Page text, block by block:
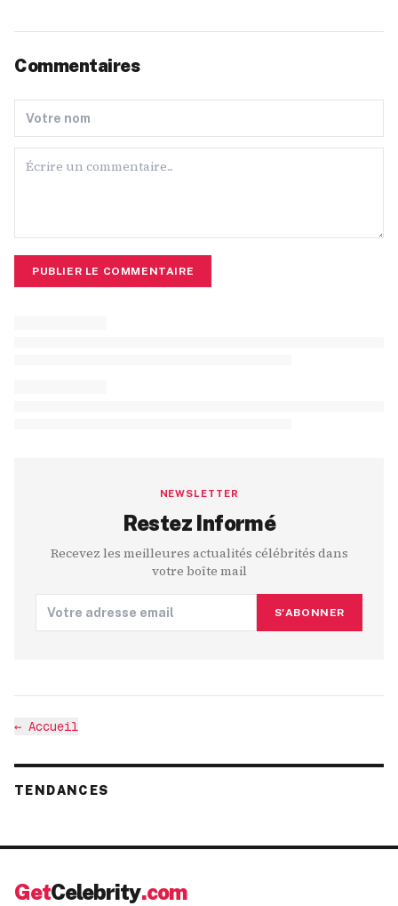
Commentaires
PUBLIER LE COMMENTAIRE
NEWSLETTER
Restez Informé
Recevez les meilleures actualités célébrités dans
votre boîte mail
S'ABONNER
← Accueil
TENDANCES
GetCelebrity.com